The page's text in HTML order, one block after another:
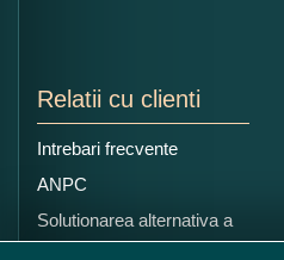
Relatii cu clienti
Intrebari frecvente
ANPC
Solutionarea alternativa a